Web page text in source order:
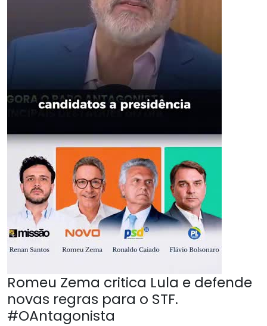
Romeu Zema critica Lula e defende
novas regras para o STF.
#OAntagonista